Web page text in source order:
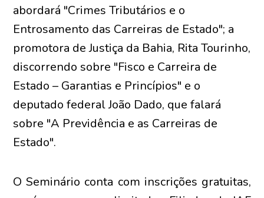
abordará "Crimes Tributários e o
Entrosamento das Carreiras de Estado"; a
promotora de Justiça da Bahia, Rita Tourinho,
discorrendo sobre "Fisco e Carreira de
Estado – Garantias e Princípios" e o
deputado federal João Dado, que falará
sobre "A Previdência e as Carreiras de
Estado".
O Seminário conta com inscrições gratuitas,